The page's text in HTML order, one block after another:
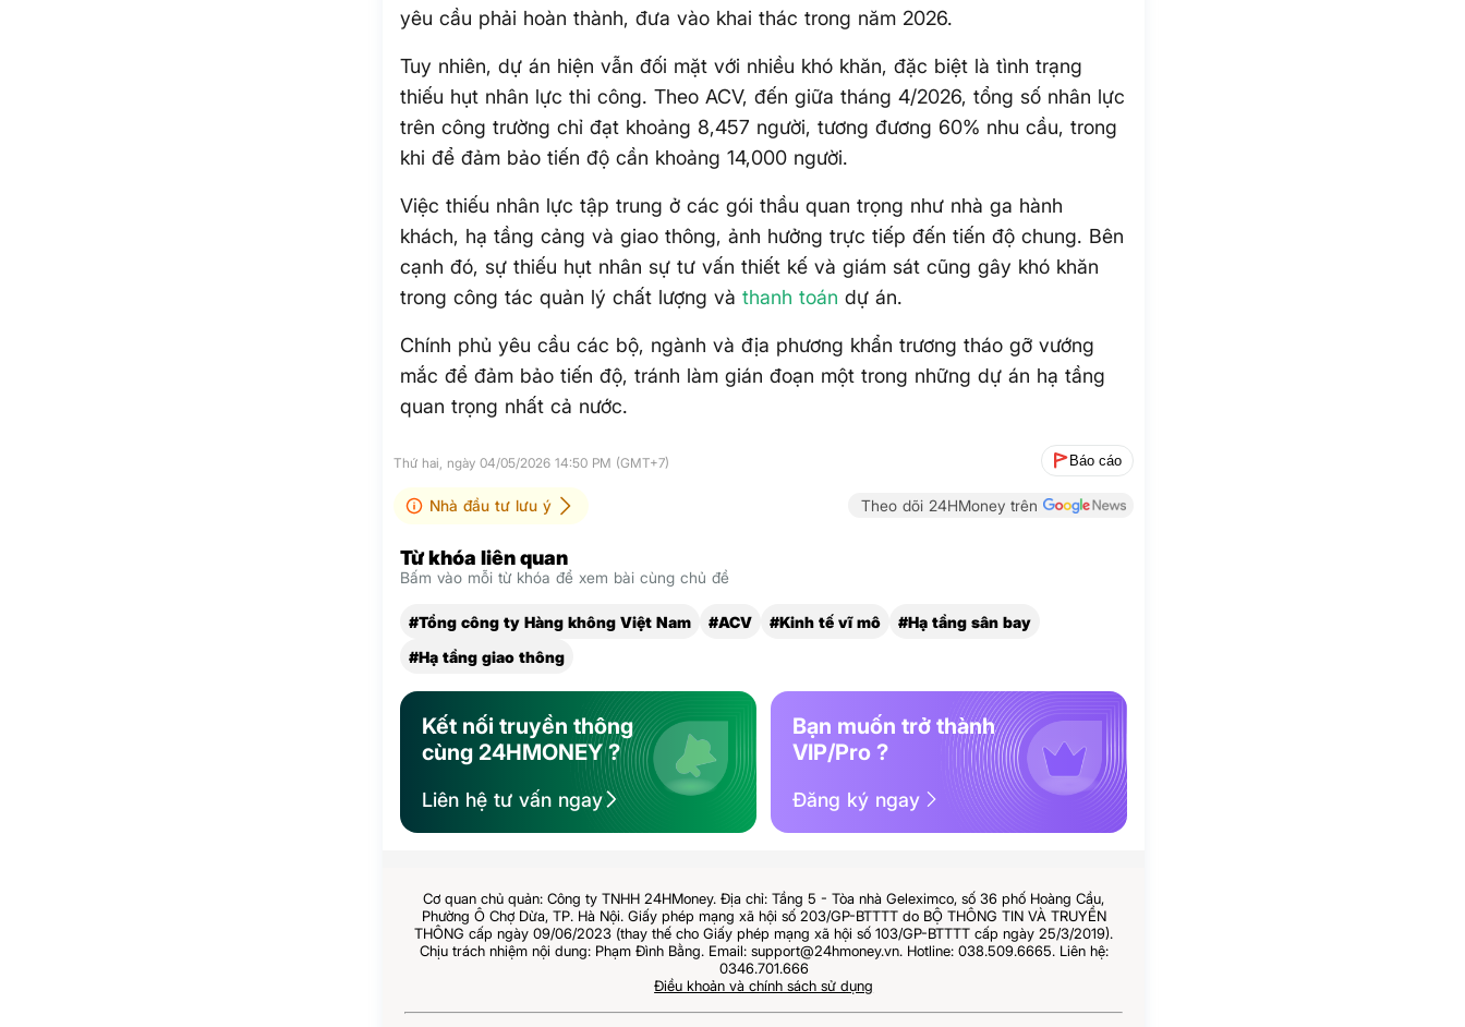
yêu cầu phải hoàn thành, đưa vào khai thác trong năm 2026.
Tuy nhiên, dự án hiện vẫn đối mặt với nhiều khó khăn, đặc biệt là tình trạng
thiếu hụt nhân lực thi công. Theo ACV, đến giữa tháng 4/2026, tổng số nhân lực
trên công trường chỉ đạt khoảng 8,457 người, tương đương 60% nhu cầu, trong
khi để đảm bảo tiến độ cần khoảng 14,000 người.
Việc thiếu nhân lực tập trung ở các gói thầu quan trọng như nhà ga hành
khách, hạ tầng cảng và giao thông, ảnh hưởng trực tiếp đến tiến độ chung. Bên
cạnh đó, sự thiếu hụt nhân sự tư vấn thiết kế và giám sát cũng gây khó khăn
trong công tác quản lý chất lượng vàthanh toán dự án.
Chính phủ yêu cầu các bộ, ngành và địa phương khẩn trương tháo gỡ vướng
mắc để đảm bảo tiến độ, tránh làm gián đoạn một trong những dự án hạ tầng
quan trọng nhất cả nước.
Thứ hai, ngày 04/05/2026 14:50 PM (GMT+7) Báo cáo
Nhà đầu tư lưu ý Theo dõi 24HMoney trên
Từ khóa liên quan
Bấm vào mỗi từ khóa để xem bài cùng chủ đề
#Tổng công ty Hàng không Việt Nam #ACV #Kinh tế vĩ mô
#Hạ tầng sân bay
#Hạ tầng giao thông
Kết nối truyền thông
cùng 24HMONEY ?
Liên hệ tư vấn ngay
Bạn muốn trở thành
VIP/Pro ?
Đăng ký ngay
Cơ quan chủ quản: Công ty TNHH 24HMoney. Địa chỉ: Tầng 5 - Tòa nhà Geleximco, số 36 phố Hoàng Cầu,
Phường Ô Chợ Dừa, TP. Hà Nội. Giấy phép mạng xã hội số 203/GP-BTTTT do BỘ THÔNG TIN VÀ TRUYỀN
THÔNG cấp ngày 09/06/2023 (thay thế cho Giấy phép mạng xã hội số 103/GP-BTTTT cấp ngày 25/3/2019).
Chịu trách nhiệm nội dung: Phạm Đình Bằng. Email: support@24hmoney.vn. Hotline: 038.509.6665. Liên hệ:
0346.701.666
Điều khoản và chính sách sử dụng